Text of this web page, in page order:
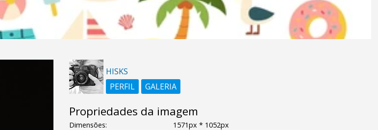
HISKS
PERFIL
GALERIA
Propriedades da imagem
Dimensões:
1571px * 1052px